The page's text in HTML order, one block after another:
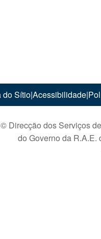
do Sítio|Acessibilidade|
© Direcção dos Serviços
do Governo da R.A.E.